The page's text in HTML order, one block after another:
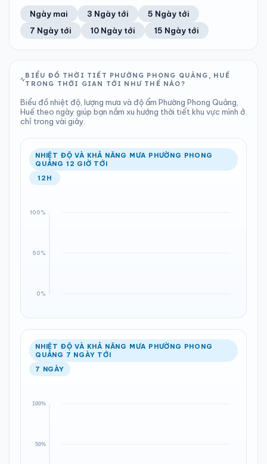
22°C 0%
Khả năng mưa
0 mm
Tổng cả ngày
1002 hPa
Bình thường
13
Chỉ số UV
Tốt
Ước lượng
22°C
Ổn định
0%
Khả năng mưa
Trung bình ngày Tốc độ gió
TIA UV TẦM NHÌN
LƯỢNG MƯA
0 mm
Tổng cả ngày
ÁP SUẤT
1003 hPa
Bình thường
Ổn định Khả năng mưa
Ngày mai 3 Ngày tới
5 Ngày tới
7 Ngày tới
10 Ngày tới 15 Ngày tới
BIỂU ĐỒ THỜI TIẾT PHƯỜNG PHONG QUẢNG, HUẾ
TRONG THỜI GIAN TỚI NHƯ THẾ NÀO?
Biểu đồ nhiệt độ, lượng mưa và độ ẩm Phường Phong Quảng,
Huế theo ngày giúp bạn nắm xu hướng thời tiết khu vực mình ở
chỉ trong vài giây.
NHIỆT ĐỘ VÀ KHẢ NĂNG MƯA PHƯỜNG PHONG
QUẢNG 12 GIỜ TỚI
12H
NHIỆT ĐỘ VÀ KHẢ NĂNG MƯA PHƯỜNG PHONG
QUẢNG 7 NGÀY TỚI
7 NGÀY